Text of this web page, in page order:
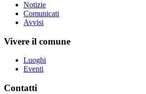
Notizie
Comunicati
Avvisi
Vivere il comune
Luoghi
Eventi
Contatti